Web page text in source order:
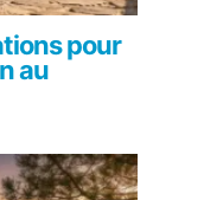
pour
au